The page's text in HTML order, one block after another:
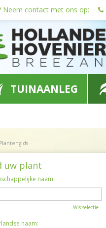
Plantengids
Neem contact met ons op:
TUINAANLEG
uw plant
naam:
Wis selectie
naam: